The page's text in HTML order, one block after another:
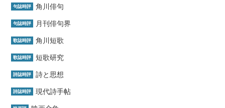
句誌時評 角川俳句
句誌時評 月刊俳句界
歌誌時評 角川短歌
歌誌時評 短歌研究
詩誌時評 詩と思想
詩誌時評 現代詩手帖